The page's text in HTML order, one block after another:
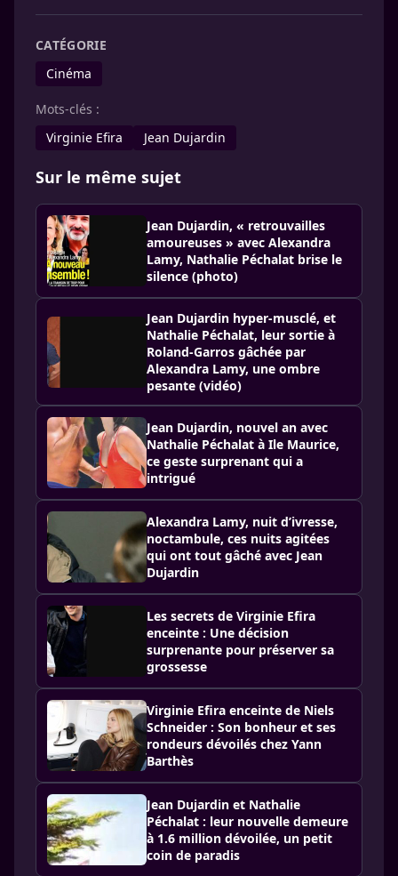
CATÉGORIE
Cinéma
Mots-clés :
Virginie Efira
Jean Dujardin
Sur le même sujet
Jean Dujardin, « retrouvailles
amoureuses » avec Alexandra
Lamy, Nathalie Péchalat brise le
silence (photo)
Jean Dujardin hyper-musclé, et
Nathalie Péchalat, leur sortie à
Roland-Garros gâchée par
Alexandra Lamy, une ombre
pesante (vidéo)
Jean Dujardin, nouvel an avec
Nathalie Péchalat à Ile Maurice,
ce geste surprenant qui a
intrigué
Alexandra Lamy, nuit d’ivresse,
noctambule, ces nuits agitées
qui ont tout gâché avec Jean
Dujardin
Les secrets de Virginie Efira
enceinte : Une décision
surprenante pour préserver sa
grossesse
Virginie Efira enceinte de Niels
Schneider : Son bonheur et ses
rondeurs dévoilés chez Yann
Barthès
Jean Dujardin et Nathalie
Péchalat : leur nouvelle demeure
à 1.6 million dévoilée, un petit
coin de paradis